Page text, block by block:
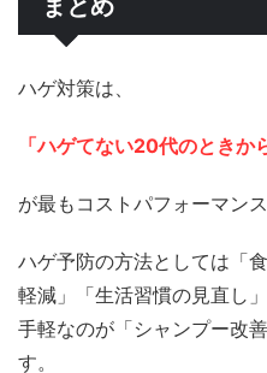
まとめ
ハゲ対策は、
「ハゲてない20代のときか
が最もコストパフォーマン
ハゲ予防の方法としては「
軽減」「生活習慣の見直し
手軽なのが「シャンプー改
す。